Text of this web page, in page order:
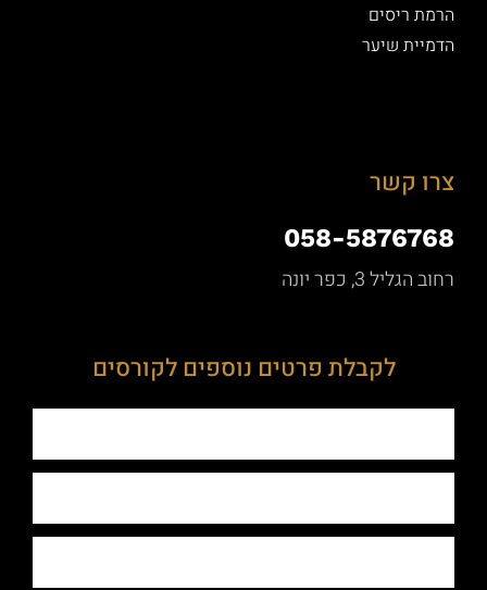
הרמת ריסים
הדמיית שיער
צרו קשר
058-5876768
רחוב הגליל 3, כפר יונה
לקבלת פרטים נוספים לקורסים